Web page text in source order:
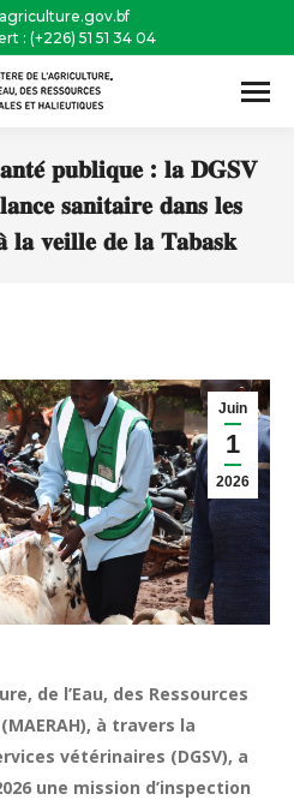
: (+226) 51 51 34 04
𝐩𝐮𝐛𝐥𝐢𝐪𝐮𝐞 : 𝐥𝐚 𝐃𝐆𝐒𝐕
𝐬𝐚𝐧𝐢𝐭𝐚𝐢𝐫𝐞 𝐝𝐚𝐧𝐬 𝐥𝐞𝐬
𝐯𝐞𝐢𝐥𝐥𝐞 𝐝𝐞 𝐥𝐚 𝐓𝐚𝐛𝐚𝐬𝐤
Juin
1
2026
de l’Eau, des Ressources
à travers la
vétérinaires (DGSV), a
une mission d’inspection